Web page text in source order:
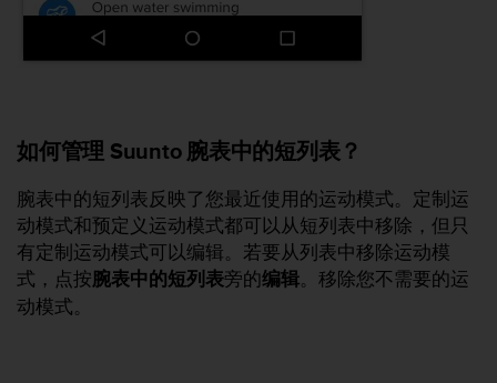
如何管理 Suunto 腕表中的短列表？
腕表中的短列表反映了您最近使用的运动模式。定制运
动模式和预定义运动模式都可以从短列表中移除，但只
有定制运动模式可以编辑。若要从列表中移除运动模
式，点按腕表中的短列表旁的编辑。移除您不需要的运
动模式。